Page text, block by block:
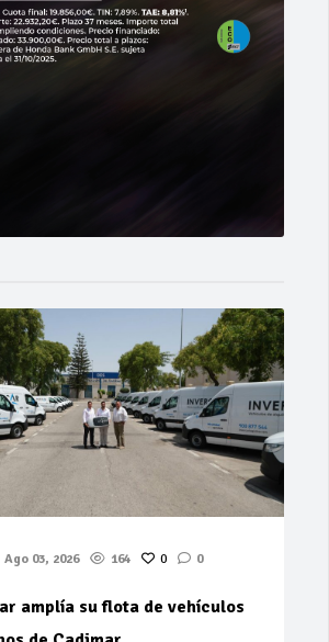
Ago 03, 2026 164 0 0
amplía su flota de vehículos